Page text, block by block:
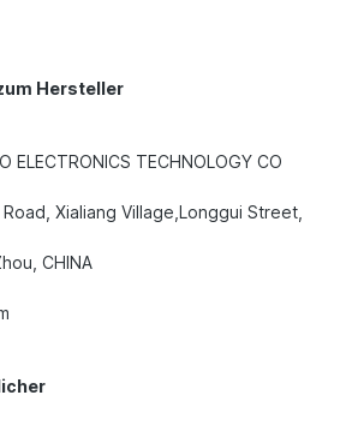
Hersteller
ELECTRONICS TECHNOLOGY CO
Xialiang Village,Longgui Street,
CHINA